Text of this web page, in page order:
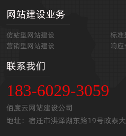
网站建设业务
仿站型网站建设
标准
营销型网站建设
响
联系我们
183-6029-3059
佰度云网站建设公司
地址：宿迁市洪泽湖东路19号政泰